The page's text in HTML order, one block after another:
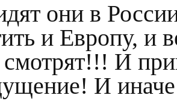
они в
и Европу, и
смотрят!!! И
И